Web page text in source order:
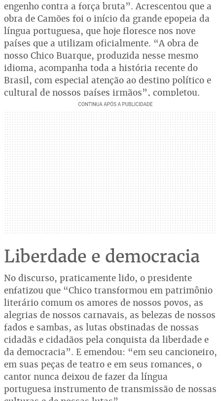
engenho contra a força bruta”. Acrescentou que a
obra de Camões foi o início da grande epopeia da
língua portuguesa, que hoje floresce nos nove
países que a utilizam oficialmente. “A obra de
nosso Chico Buarque, produzida nesse mesmo
idioma, acompanha toda a história recente do
Brasil, com especial atenção ao destino político e
cultural de nossos países irmãos”, completou.
Liberdade e democracia
No discurso, praticamente lido, o presidente
enfatizou que “Chico transformou em patrimônio
literário comum os amores de nossos povos, as
alegrias de nossos carnavais, as belezas de nossos
fados e sambas, as lutas obstinadas de nossas
cidadãs e cidadãos pela conquista da liberdade e
da democracia”. E emendou: “em seu cancioneiro,
em suas peças de teatro e em seus romances, o
cantor nunca deixou de fazer da língua
portuguesa instrumento de transmissão de nossas